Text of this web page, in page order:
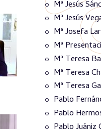
Mª Jesús
Mª Jesús
Mª Josefa
Mª
Mª Teresa
Mª Teresa
Mª Teresa
Pablo
Pablo